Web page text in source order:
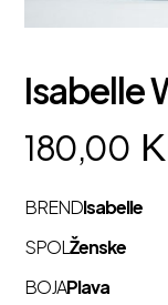
Isabelle
180,00
BRENDIsabelle
SPOLŽenske
BOJAPlava